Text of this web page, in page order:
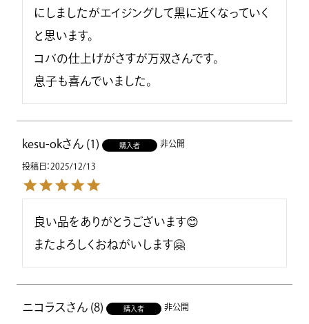
にしましたがエイジングして黒に近くなっていく
と思います。
コバの仕上げがさすが万双さんです。
息子も喜んでいました。
kesu-ok 1 購入者 非公開
投稿日 2025/12/13
良い品をありがとうございます😊
またよろしくおねがいします🤗
ニコラス 8 購入者 非公開